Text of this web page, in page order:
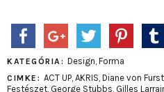
KATEGÓRIA: Design, Forma
CIMKE: ACT UP, AKRIS, Diane von
Festészet, George Stubbs, Gilles